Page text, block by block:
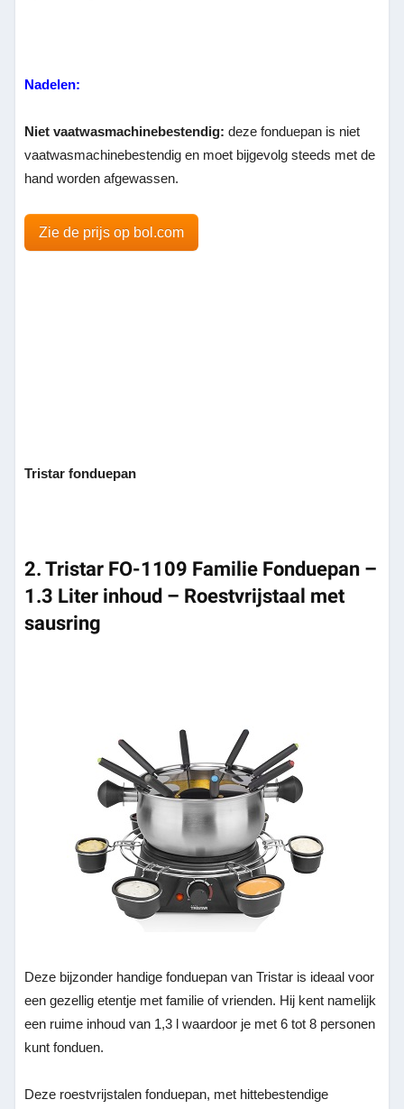
Nadelen:
Niet vaatwasmachinebestendig: deze fonduepan is niet
vaatwasmachinebestendig en moet bijgevolg steeds met de
hand worden afgewassen.
Zie de prijs op bol.com
Tristar fonduepan
2. Tristar FO-1109 Familie Fonduepan –
1.3 Liter inhoud – Roestvrijstaal met
sausring
Deze bijzonder handige fonduepan van Tristar is ideaal voor
een gezellig etentje met familie of vrienden. Hij kent namelijk
een ruime inhoud van 1,3 l waardoor je met 6 tot 8 personen
kunt fonduen.
Deze roestvrijstalen fonduepan, met hittebestendige